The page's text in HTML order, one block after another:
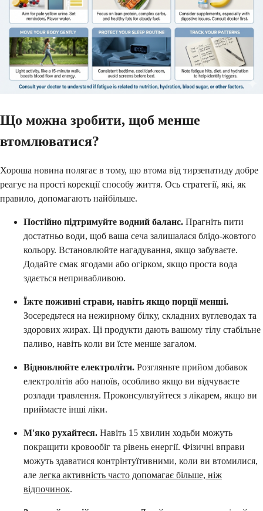
Що можна зробити, щоб менше
втомлюватися?
Хороша новина полягає в тому, що втома від тирзепатиду добре
реагує на прості корекції способу життя. Ось стратегії, які, як
правило, допомагають найбільше.
Постійно підтримуйте водний баланс. Прагніть пити
достатньо води, щоб ваша сеча залишалася блідо-жовтого
кольору. Встановлюйте нагадування, якщо забуваєте.
Додайте смак ягодами або огірком, якщо проста вода
здається непривабливою.
Їжте поживні страви, навіть якщо порції менші.
Зосередьтеся на нежирному білку, складних вуглеводах та
здорових жирах. Ці продукти дають вашому тілу стабільне
паливо, навіть коли ви їсте менше загалом.
Відновлюйте електроліти. Розгляньте прийом добавок
електролітів або напоїв, особливо якщо ви відчуваєте
розлади травлення. Проконсультуйтеся з лікарем, якщо ви
приймаєте інші ліки.
М'яко рухайтеся. Навіть 15 хвилин ходьби можуть
покращити кровообіг та рівень енергії. Фізичні вправи
можуть здаватися контрінтуїтивними, коли ви втомилися,
але легка активність часто допомагає більше, ніж
відпочинок.